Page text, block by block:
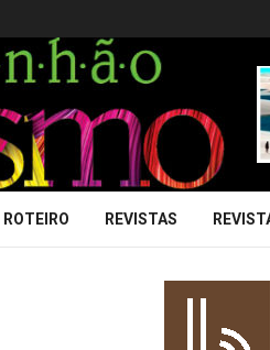
ROTEIRO REVISTAS